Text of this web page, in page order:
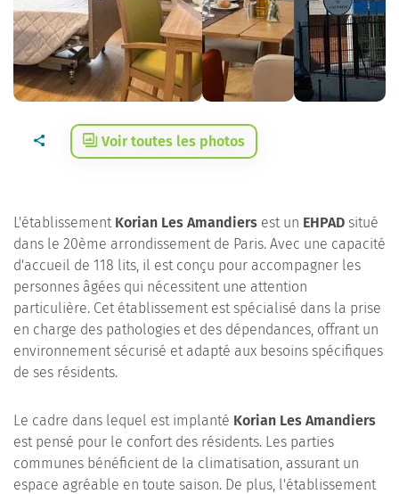
Voir toutes les photos
L'établissement Korian Les Amandiers est un EHPAD situé
dans le 20ème arrondissement de Paris. Avec une capacité
d'accueil de 118 lits, il est conçu pour accompagner les
personnes âgées qui nécessitent une attention
particulière. Cet établissement est spécialisé dans la prise
en charge des pathologies et des dépendances, offrant un
environnement sécurisé et adapté aux besoins spécifiques
de ses résidents.
Le cadre dans lequel est implanté Korian Les Amandiers
est pensé pour le confort des résidents. Les parties
communes bénéficient de la climatisation, assurant un
espace agréable en toute saison. De plus, l'établissement